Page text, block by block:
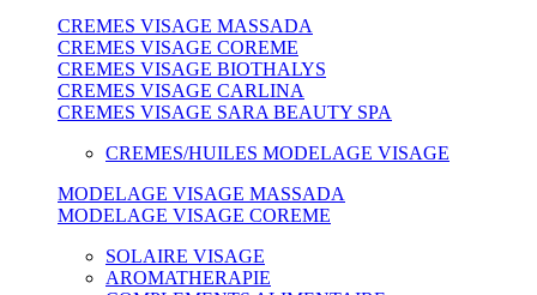
CREMES VISAGE MASSADA
CREMES VISAGE COREME
CREMES VISAGE BIOTHALYS
CREMES VISAGE CARLINA
CREMES VISAGE SARA BEAUTY SPA
CREMES/HUILES MODELAGE VISAGE
MODELAGE VISAGE MASSADA
MODELAGE VISAGE COREME
SOLAIRE VISAGE
AROMATHERAPIE